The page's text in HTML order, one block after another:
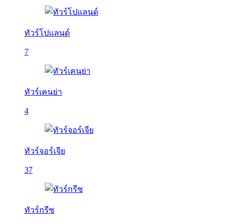
ทัวร์โปแลนด์
7
ทัวร์เคนย่า
4
ทัวร์จอร์เจีย
37
ทัวร์กรีซ